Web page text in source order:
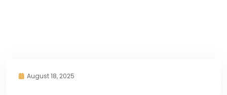
August 18, 2025